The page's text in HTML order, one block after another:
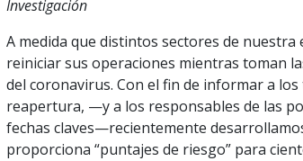
Investigación
A medida que distintos sectores de
reiniciar sus operaciones mientras toman
del coronavirus. Con el fin de informar a
reapertura, —y a los responsables de las
fechas claves—recientemente
proporciona “puntajes de riesgo” para